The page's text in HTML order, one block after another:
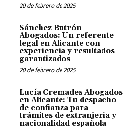
20 de febrero de 2025
Sánchez Butrón
Abogados: Un referente
legal en Alicante con
experiencia y resultados
garantizados
20 de febrero de 2025
Lucía Cremades Abogados
en Alicante: Tu despacho
de confianza para
trámites de extranjeria y
nacionalidad española